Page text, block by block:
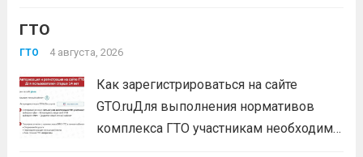
класс по правильной технике выполнения
нормативов комплекса ГТО;— тренировочные
Читать дальше
ГТО
ГТО 4 августа, 2026
Как зарегистрироваться на сайте
GTO.ruДля выполнения нормативов
комплекса ГТО участникам необходимо